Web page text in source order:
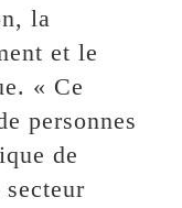
la
et le
« Ce
personnes
de